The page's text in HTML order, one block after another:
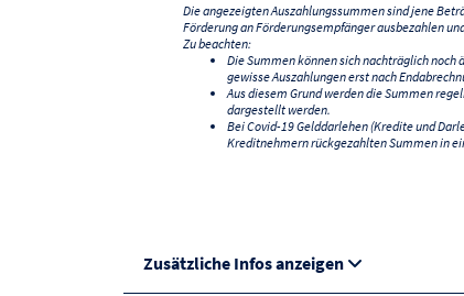
Die angezeigten Auszahlungssummen sind jene
Förderung an Förderungsempfänger ausbezahlen
Zu beachten:
Die Summen können sich nachträglich
gewisse Auszahlungen erst nach
Aus diesem Grund werden die Summen
dargestellt werden.
Bei Covid-19 Gelddarlehen (Kredite und
Kreditnehmern rückgezahlten Summen in
Zusätzliche Infos anzeigen